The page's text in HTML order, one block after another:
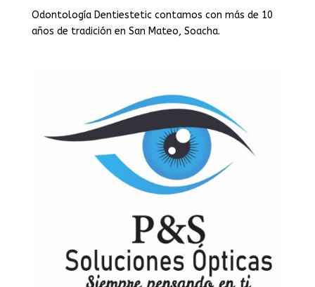
Odontología Dentiestetic contamos con más de 10
años de tradición en San Mateo, Soacha.